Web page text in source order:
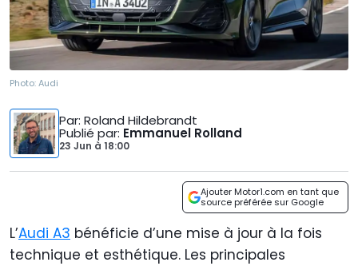
Photo:Audi
Par: Roland Hildebrandt
Publié par: Emmanuel Rolland
23 Jun à 18:00
Ajouter Motor1.com en tant que
source préférée sur Google
L’Audi A3 bénéficie d’une mise à jour à la fois
technique et esthétique. Les principales